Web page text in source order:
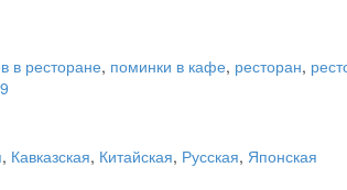
в ресторане, поминки в кафе, ресторан,
, Кавказская, Китайская, Русская, Японская